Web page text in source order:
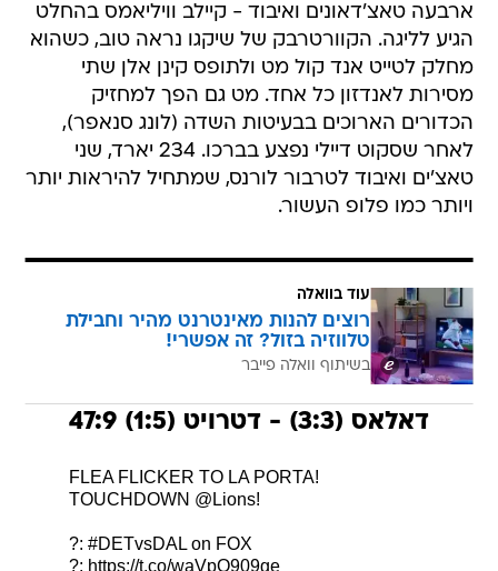
ארבעה טאצ'דאונים ואיבוד - קיילב וויליאמס בהחלט
הגיע לליגה. הקוורטרבק של שיקגו נראה טוב, כשהוא
מחלק לטייט אנד קול מט ולתופס קינן אלן שתי
מסירות לאנדזון כל אחד. מט גם הפך למחזיק
הכדורים הארוכים בבעיטות השדה (לונג סנאפר),
לאחר שסקוט דיילי נפצע בברכו. 234 יארד, שני
טאצ'ים ואיבוד לטרבור לורנס, שמתחיל להיראות יותר
ויותר כמו פלופ העשור.
עוד בוואלה
רוצים להנות מאינטרנט מהיר וחבילת
טלווזיה בזול? זה אפשרי!
בשיתוף וואלה פייבר
דאלאס (3:3) - דטרויט (1:5) 47:9
FLEA FLICKER TO LA PORTA!
TOUCHDOWN @Lions!
?:#DETvsDAL on FOX
?: https://t.co/waVpO909ge